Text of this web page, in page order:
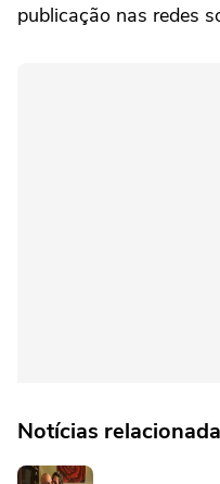
publicação nas redes
Notícias